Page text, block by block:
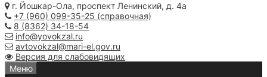
г. Йошкар-Ола, проспект Ленинский, д. 4а
+7 (960) 099-35-25 (справочная)
8 (8362) 34-18-54
info@yovokzal.ru
avtovokzal@mari-el.gov.ru
Версия для слабовидящих
Меню